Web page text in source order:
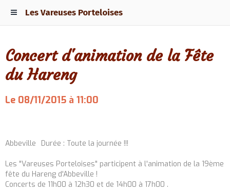
Les Vareuses Porteloises
Concert d'animation de la Fête
du Hareng
Le 08/11/2015 à 11:00
Abbeville Durée : Toute la journée !!!
Les "Vareuses Porteloises" participent à l'animation de la 19ème
fête du Hareng d'Abbeville !
Concerts de 11h00 à 12h30 et de 14h00 à 17h00 .